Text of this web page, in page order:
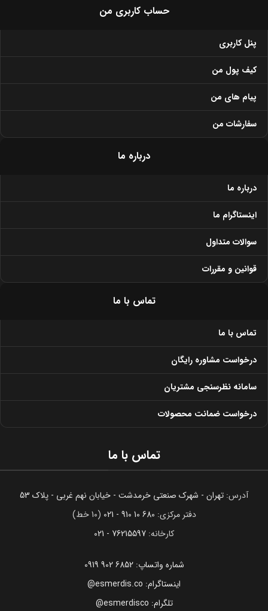
تماس با ما
تماس با ما
درخواست مشاوره رایگان
سامانه نظرسنجی مشتریان
درخواست ضمانت محصولات
درباره ما
درباره ما
اینستاگرام ما
سوالات متداول
قوانین و مقررات
حساب کاربری من
پنل کاربری
کیف پول من
پیام های من
سفارشات من
تماس با ما
آدرس: تهران - شهرک صنعتی خرمدشت - خیابان نهم غربی - پلاک 53
دفتر مرکزی: 680 10 910 - 021
(10 خط)
کارخانه: 76215597 - 021
شماره واتساپ: 6852 902 0919
اینستاگرام: esmerdis.co@
تلگرام: esmerdisco@